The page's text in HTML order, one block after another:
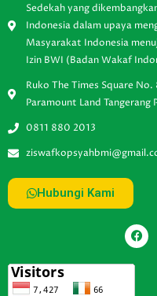
Sedekah yang
Indonesia dalam upaya
Masyarakat Indonesia
Izin BWI (Badan Wakaf
Ruko The Times Square
Paramount Land Tangerang
0811 880 2013
Hubungi Kami